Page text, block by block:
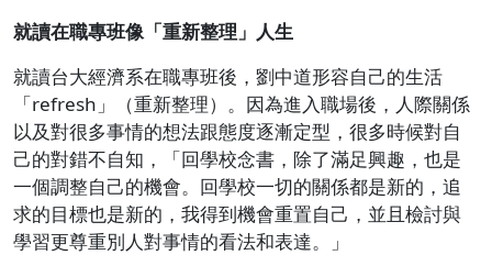
就讀在職專班像「重新整理」人生
就讀台大經濟系在職專班後，劉中道形容自己的生活
「refresh」（重新整理）。因為進入職場後，人際關係
以及對很多事情的想法跟態度逐漸定型，很多時候對自
己的對錯不自知，「回學校念書，除了滿足興趣，也是
一個調整自己的機會。回學校一切的關係都是新的，追
求的目標也是新的，我得到機會重置自己，並且檢討與
學習更尊重別人對事情的看法和表達。」